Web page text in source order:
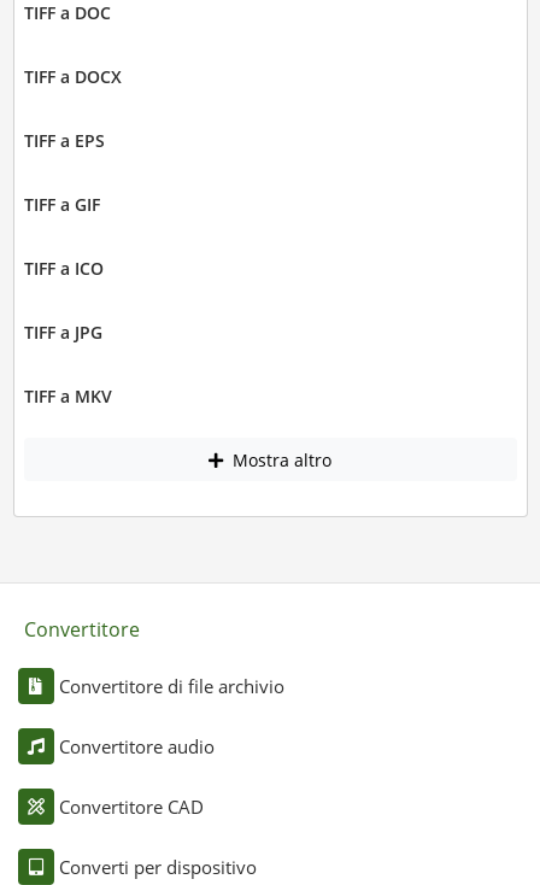
TIFF a DOC
TIFF a DOCX
TIFF a EPS
TIFF a GIF
TIFF a ICO
TIFF a JPG
TIFF a MKV
Mostra altro
Convertitore
Convertitore di file archivio
Convertitore audio
Convertitore CAD
Converti per dispositivo